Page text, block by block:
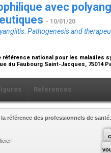
avec
- 10/01/20
Pathogenesis and
national pour les maladies
du Faubourg Saint-Jacques, 75014
Références
référence des professionnels de santé.